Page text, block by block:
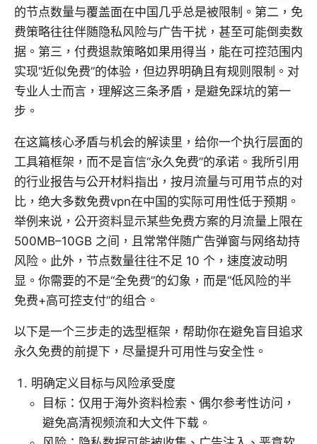
的节点数量与覆盖面在中国几乎总是被限制。第二，免
费策略往往伴随隐私风险与广告干扰，甚至可能倒卖数
据。第三，付费退款策略如果用得当，能在可控范围内
实现“近似免费”的体验，但边界明确且有规则限制。对
专业人士而言，理解这三条矛盾，是避免踩坑的第一
步。
在这篇核心矛盾与机会的解读里，给你一个执行层面的
工具箱框架，而不是盲信“永久免费”的承诺。我所引用
的行业报告与公开材料指出，按月流量与可用节点的对
比，绝大多数免费vpn在中国的实际可用性低于预期。
举例来说，公开资料显示某些免费方案的月流量上限在
500MB–10GB 之间，且常常伴随广告弹窗与网络劫持
风险。此外，节点数量往往不足 10 个，速度波动明
显。你需要的不是“全免费”的幻象，而是“低风险的半
免费+高可控支付”的组合。
以下是一个三步走的选型框架，帮助你在避免盲目追求
永久免费的前提下，尽量提升可用性与安全性。
明确定义目标与风险承受度
目标：仅用于海外资料检索、偶尔参考性访问，
避免高清视频流和大文件下载。